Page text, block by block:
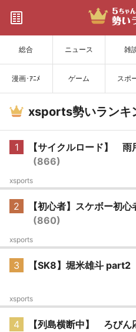
総合 ニュース 雑
漫画･ｱﾆﾒ ゲーム スポ
サイ
xsports勢いランキ
1
【サイクルロード】
(866)
xsports
2
【初心者】スケボー初
(860)
xsports
3 【SK8】堀米雄斗 part2
xsports
4
【列島横断中】 ろびん